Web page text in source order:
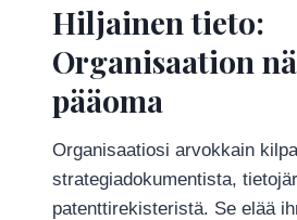
Hiljainen tieto:
Organisaation
pääoma
Organisaatiosi arvokkain
strategiadokumentista,
patenttirekisteristä. Se elää